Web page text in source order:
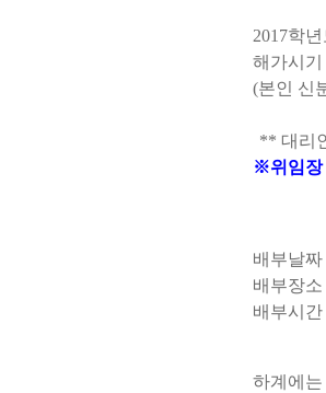
2017학
해가시
(본인 신
** 대리
※위임
배부날짜
배부장
배부시간
하계에